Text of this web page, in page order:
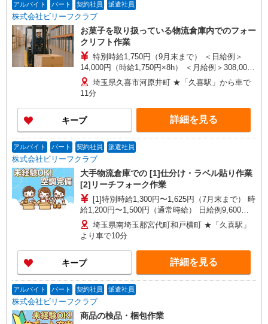
アルバイト パート 契約社員 派遣社員
株式会社ビリーフクラブ
お菓子を取り扱っている物流倉庫内でのフォー
クリフト作業
特別時給1,750円（9月末まで） ＜日給例＞
14,000円（時給1,750円×8h） ＜月給例＞308,000
円（時給1,750円×8h×22日） 時給1,650円〜2,063
円（通常時給） ※経験・能力等による
埼玉県久喜市河原井町 ★「久喜駅」から車で
11分
キープ 詳細を見る
アルバイト パート 契約社員 派遣社員
株式会社ビリーフクラブ
大手物流倉庫での [1]仕分け・ラベル貼り作業
[2]リーチフォーク作業
[1]特別時給1,300円〜1,625円（7月末まで） 時
給1,200円〜1,500円（通常時給） 日給例9,600円
（時給1,200円×8h） 月給例211,200円（時給1,200
円×8h×22日） [2]特別時給1,700円（7月末まで）
時給1,600円〜2,000円（通常時給） 日給例12,800
円（時給1,600円×8h） 月給例281,600円（時給
1,600円×8h×22日） ※経験・能力による
埼玉県南埼玉郡宮代町和戸横町 ★「久喜駅」
より車で10分
キープ 詳細を見る
アルバイト パート 契約社員 派遣社員
株式会社ビリーフクラブ
商品の検品・梱包作業